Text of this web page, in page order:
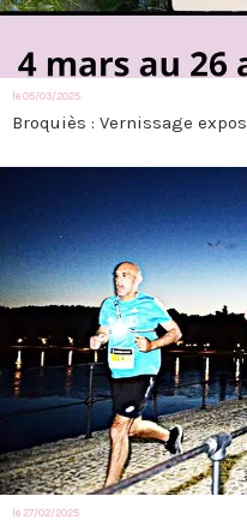
le 05/03/2025
Broquiès : Vernissage
le 27/02/2025